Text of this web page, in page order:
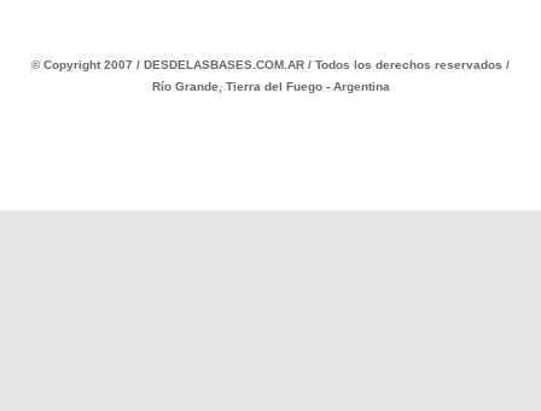
© Copyright 2007 / DESDELASBASES.COM.AR / Todos los derechos reservados /
Río Grande, Tierra del Fuego - Argentina